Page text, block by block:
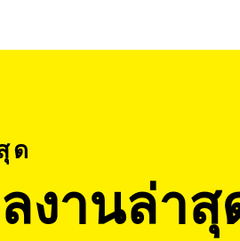
ด
งานล่าสุ